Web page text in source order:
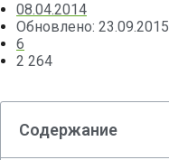
08.04.2014
Обновлено: 23.09.2015
6
2 264
Содержание